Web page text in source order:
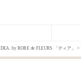
DEA. by ROBE de FLEURS 「ディア」